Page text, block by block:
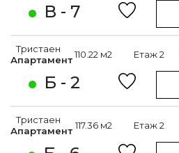
В - 7
Б - 2
Тристаен
Апартамент110.22 м2 Етаж 2
Тристаен
Апартамент 117.36 м2 Етаж 2